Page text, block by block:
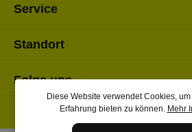
Service
Standort
Folge uns
Diese Website verwendet Cookies,
Erfahrung bieten zu können. Mehr